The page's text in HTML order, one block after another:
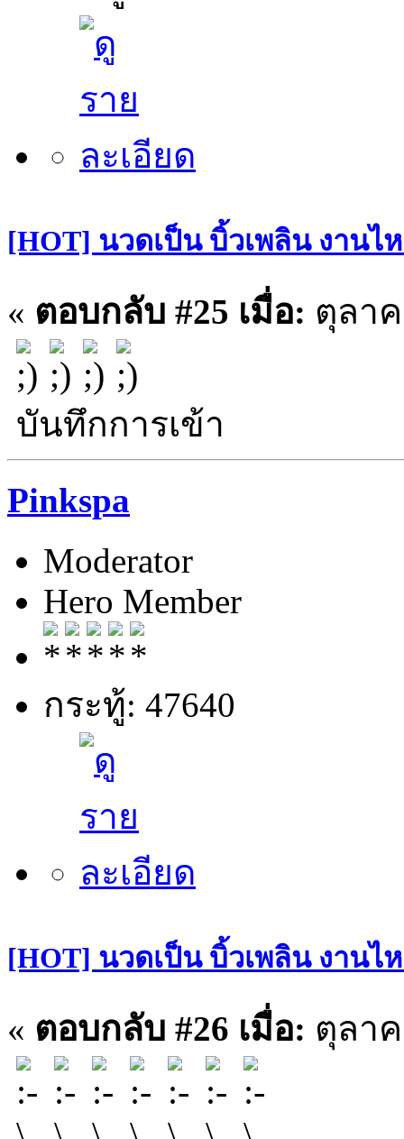
[HOT] นวดเป็น บิ้วเพลิน งานไ
« ตอบกลับ #25 เมื่อ: ตุลาค
บันทึกการเข้า
Pinkspa
Moderator
Hero Member
กระทู้: 47640
[HOT] นวดเป็น บิ้วเพลิน งานไ
« ตอบกลับ #26 เมื่อ: ตุลาค